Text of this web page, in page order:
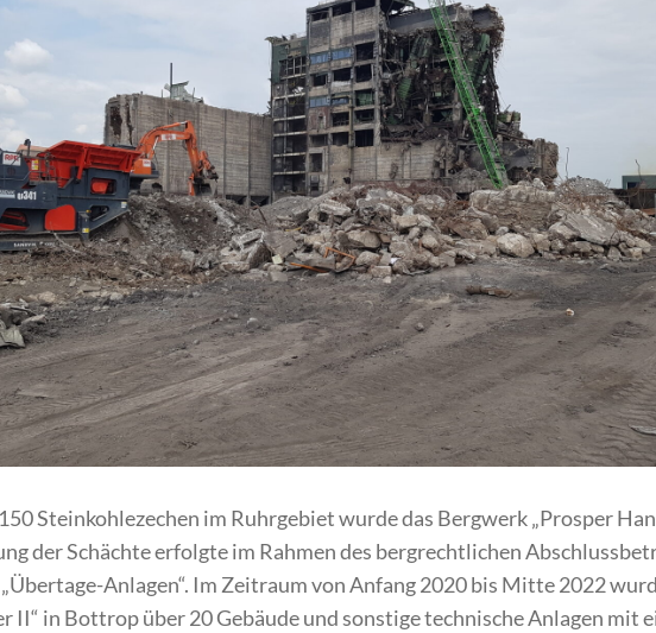
Steinkohlezechen im Ruhrgebiet wurde das Bergwerk „Prosper
der Schächte erfolgte im Rahmen des bergrechtlichen
Anlagen“. Im Zeitraum von Anfang 2020 bis Mitte 2022
II“ in Bottrop über 20 Gebäude und sonstige technische Anlagen mit